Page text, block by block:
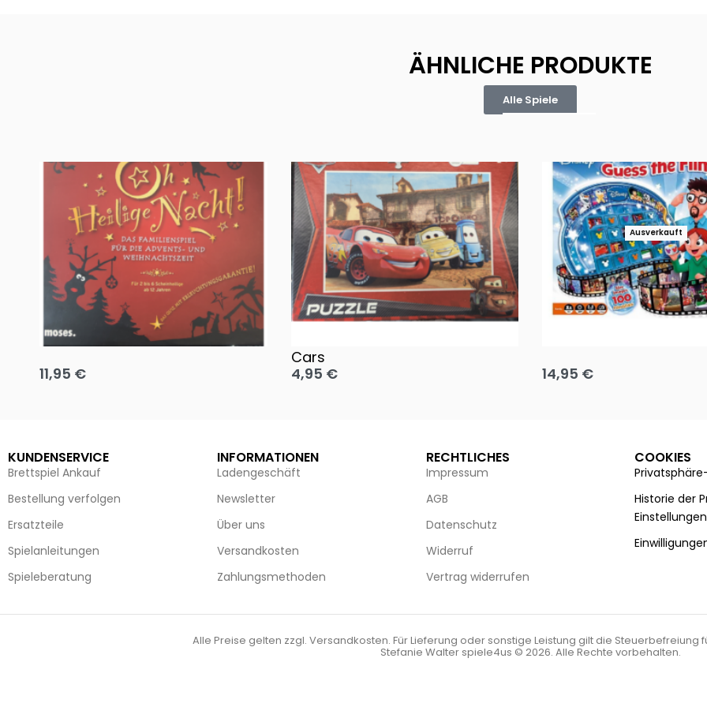
ÄHNLICHE PRODUKTE
Alle Spiele
Oh, heilige Nacht!
11,95 €
Cars
4,95 €
Ausverkauft
14,95 €
KUNDENSERVICE
Brettspiel Ankauf
Bestellung verfolgen
Ersatzteile
Spielanleitungen
Spieleberatung
INFORMATIONEN
Ladengeschäft
Newsletter
Über uns
Versandkosten
Zahlungsmethoden
RECHTLICHES
Impressum
AGB
Datenschutz
Widerruf
Vertrag widerrufen
COOKIES
Historie der
Einstellungen
Alle Preise gelten zzgl. Versandkosten. Für Lieferung oder sonstige Leistung gilt die Steuerbefreiung
Stefanie Walter spiele4us © 2026. Alle Rechte vorbehalten.